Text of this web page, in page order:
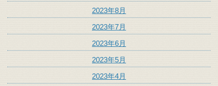
2023年8月
2023年7月
2023年6月
2023年5月
2023年4月